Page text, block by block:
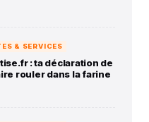
& SERVICES
: ta déclaration de
rouler dans la farine